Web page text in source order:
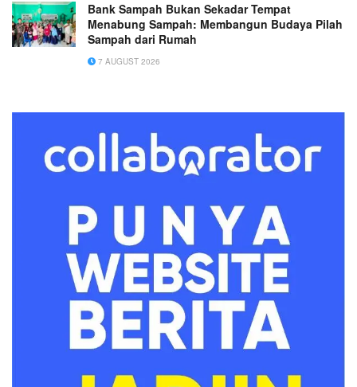
Bank Sampah Bukan Sekadar Tempat
Menabung Sampah: Membangun Budaya Pilah
Sampah dari Rumah
7 AUGUST 2026